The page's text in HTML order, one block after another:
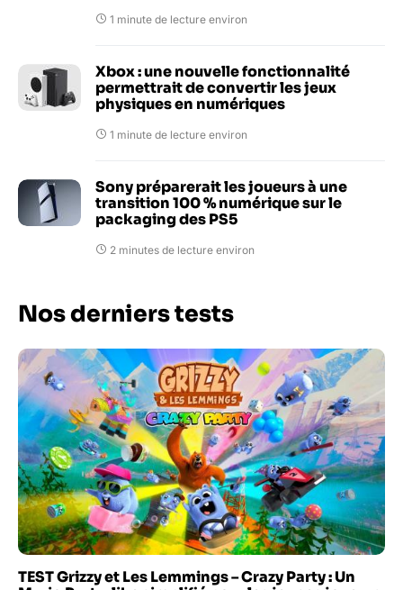
1 minute de lecture environ
Xbox : une nouvelle fonctionnalité
permettrait de convertir les jeux
physiques en numériques
1 minute de lecture environ
Sony préparerait les joueurs à une
transition 100 % numérique sur le
packaging des PS5
2 minutes de lecture environ
Nos derniers tests
TEST Grizzy et Les Lemmings – Crazy Party : Un